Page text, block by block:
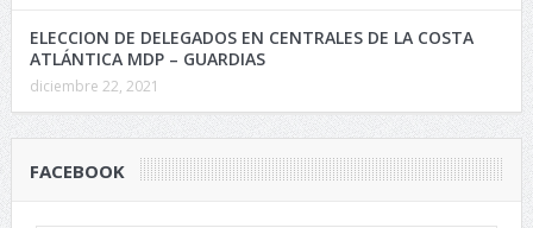
ELECCION DE DELEGADOS EN CENTRALES DE LA COSTA
ATLÁNTICA MDP – GUARDIAS
diciembre 22, 2021
FACEBOOK